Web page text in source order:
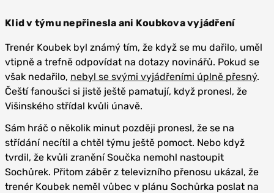
Klid v týmu nepřinesla ani Koubkova vyjádření
Trenér Koubek byl známý tím, že když se mu dařilo, uměl
vtipně a trefně odpovídat na dotazy novinářů. Pokud se
však nedařilo, nebyl se svými vyjádřeními úplně přesný.
Čeští fanoušci si jistě ještě pamatují, když pronesl, že
Višinského střídal kvůli únavě.
Sám hráč o několik minut později pronesl, že se na
střídání necítil a chtěl týmu ještě pomoct. Nebo když
tvrdil, že kvůli zranění Součka nemohl nastoupit
Sochůrek. Přitom záběr z televizního přenosu ukázal, že
trenér Koubek neměl vůbec v plánu Sochůrka poslat na